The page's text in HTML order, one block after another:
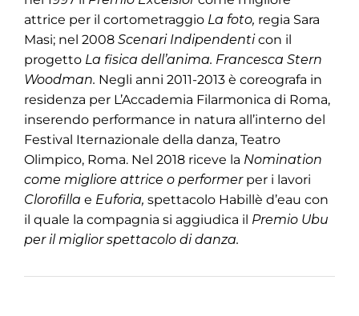
attrice per il cortometraggio La foto, regia Sara
Masi; nel 2008 Scenari Indipendenticon il
progetto La fisica dell’anima. Francesca Stern
Woodman. Negli anni 2011-2013 è coreografa in
residenza per L’Accademia Filarmonica di Roma,
inserendo performance in natura all’interno del
Festival Iternazionale della danza, Teatro
Olimpico, Roma. Nel 2018 riceve la Nomination
come migliore attrice o performer per i lavori
Clorofilla e Euforia, spettacolo Habillè d’eau con
il quale la compagnia si aggiudica il Premio Ubu
per il miglior spettacolo di danza.